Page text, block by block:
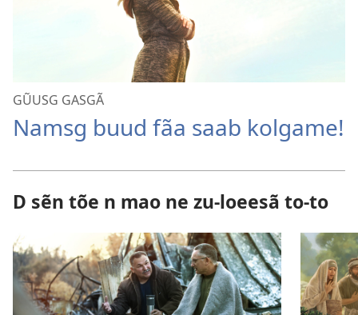
GŨUSG GASGÃ
Namsg buud fãa saab kolgame!
D sẽn tõe n mao ne zu-loeesã to-to